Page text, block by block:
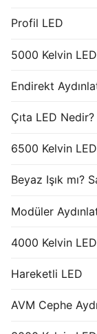
Profil LED
5000 Kelvin LED
Endirekt
Çıta LED Nedir?
6500 Kelvin LED
Beyaz Işık mı?
Modüler
4000 Kelvin LED
Hareketli LED
AVM Cephe